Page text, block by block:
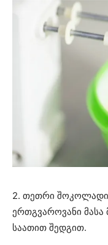
2. თეთრი
ერთგვაროვანი მასა
საათით შედგით.